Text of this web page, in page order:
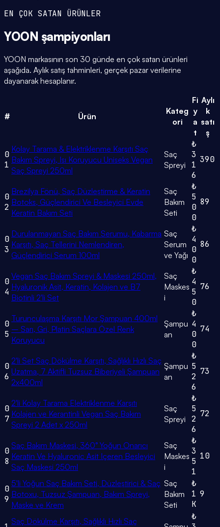
EN ÇOK SATAN ÜRÜNLER
YOON şampiyonları
YOON markasının son 30 günde en çok satan ürünleri
aşağıda. Aylık satış tahminleri, gerçek pazar verilerine
dayanarak hesaplanır.
# Ürün
Kateg
ori
Fi
y
a
t
Aylı
k
satı
ş
0
1
Kolay Tarama & Elektriklenme Karşıtı Saç
Bakım Spreyi, Isı Koruyucu Uniseks Vegan
Saç Spreyi 250ml
Saç
Spreyi
₺
3
1
6
390
0
2
Brezilya Fönü, Saç Düzleştirme & Keratin
Botoks, Güçlendirici Ve Besleyici Evde
Keratin Bakım Seti
Saç
Bakım
Seti
₺
5
0
0
89
0
3
Durulanmayan Saç Bakım Serumu, Kabarma
Karşıtı, Saç Tellerini Nemlendiren,
Güçlendirici Serum 100ml
Saç
Serum
ve Yağı
₺
4
0
0
86
0
4
Vegan Saç Bakım Spreyi & Maskesi 250ml,
Hyaluronik Asit, Keratin, Kolajen ve B7
Biotinli 2'li Set
Saç
Maskes
i
₺
4
5
0
76
0
5
Turunculaşma Karşıtı Mor Şampuan 400ml
– Sarı, Gri, Platin Saçlara Özel Renk
Koruyucu
Şampu
an
₺
4
0
0
74
0
6
2'li Set Saç Dökülme Karşıtı, Sağlıklı Hızlı Saç
Uzatma, 7 Aktifli Tuzsuz Biberiyeli Şampuan
2x400ml
Şampu
an
₺
5
2
6
73
0
7
2'li Kolay Tarama Elektriklenme Karşıtı
Kolajen ve Kerantinli Vegan Saç Bakım
Spreyi 2 Adet x 250ml
Saç
Spreyi
₺
5
2
6
72
0
8
Saç Bakım Maskesi, 360° Yoğun Onarıcı
Keratin Ve Hyaluronic Asit Içeren Besleyici
Saç Maskesi 250ml
Saç
Maskes
i
₺
3
5
1
10
0
9
5'li Yoğun Saç Bakım Seti, Düzleştirici & Saç
Botoxu, Tuzsuz Şampuan, Bakım Spreyi,
Maske ve Krem
Saç
Bakım
Seti
₺
1
K
9
Saç Dökülme Karşıtı, Sağlıklı Hızlı Saç
₺